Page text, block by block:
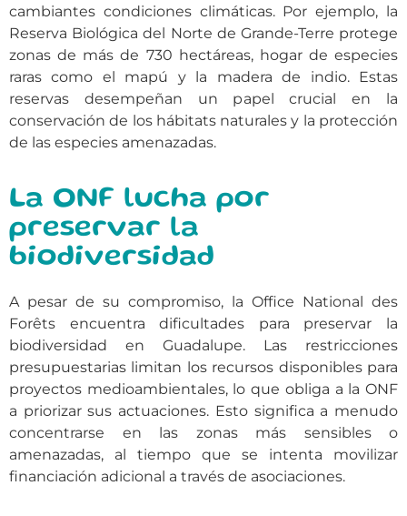
cambiantes condiciones climáticas. Por ejemplo, la
Reserva Biológica del Norte de Grande-Terre protege
zonas de más de 730 hectáreas, hogar de especies
raras como el mapú y la madera de indio. Estas
reservas desempeñan un papel crucial en la
conservación de los hábitats naturales y la protección
de las especies amenazadas.
La ONF lucha por
preservar la
biodiversidad
A pesar de su compromiso, la Office National des
Forêts encuentra dificultades para preservar la
biodiversidad en Guadalupe. Las restricciones
presupuestarias limitan los recursos disponibles para
proyectos medioambientales, lo que obliga a la ONF
a priorizar sus actuaciones. Esto significa a menudo
concentrarse en las zonas más sensibles o
amenazadas, al tiempo que se intenta movilizar
financiación adicional a través de asociaciones.